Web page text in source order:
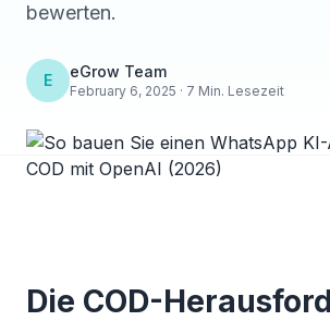
bewerten.
E eGrow Team
February 6, 2025 · 7 Min. Lesezeit
Die COD-